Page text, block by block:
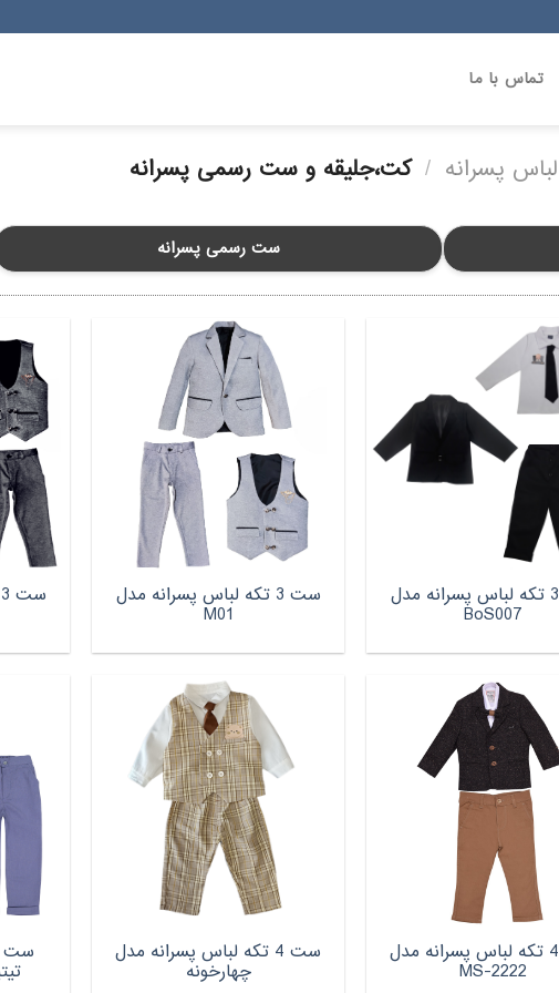
تماس با ما
لباس پسرانه / کت،جلیقه و ست رسمی پسرانه
ست رسمی پسرانه
ست 3 تکه لباس پسرانه مدل
BoS007
ست 3 تکه لباس پسرانه مدل
M01
ست 4 تکه لباس پسرانه مدل
MS-2222
ست 4 تکه لباس پسرانه مدل
چهارخونه
ست